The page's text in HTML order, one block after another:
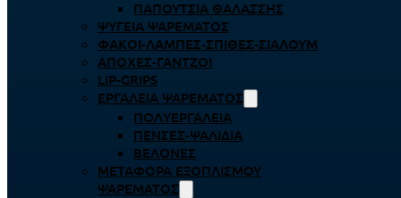
ΠΑΠΟΎΤΣΙΑ ΘΑΛΆΣΣΗΣ
ΨΥΓΕΊΑ ΨΑΡΈΜΑΤΟΣ
ΦΑΚΟΊ-ΛΆΜΠΕΣ-ΣΠΊΘΕΣ-ΣΊΑΛΟΥΜ
ΑΠΌΧΕΣ-ΓΆΝΤΖΟΙ
LIP-GRIPS
EΡΓΑΛΕΊΑ ΨΑΡΈΜΑΤΟΣ
ΠΟΛΥΕΡΓΑΛΕΊΑ
ΠΈΝΣΕΣ-ΨΑΛΊΔΙΑ
ΒΕΛΌΝΕΣ
ΜΕΤΑΦΟΡΆ ΕΞΟΠΛΙΣΜΟΎ
ΨΑΡΈΜΑΤΟΣ